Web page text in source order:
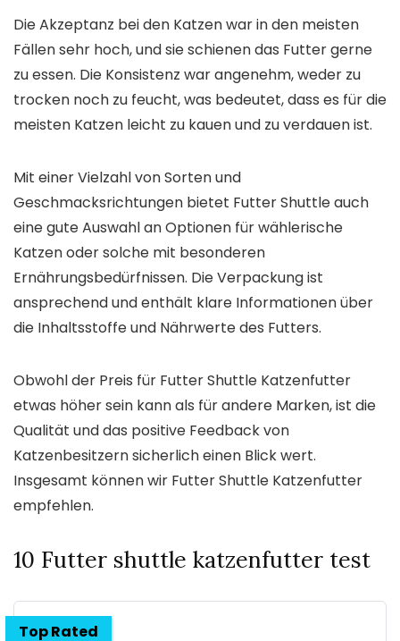
Die Akzeptanz bei den Katzen war in den meisten
Fällen sehr hoch, und sie schienen das Futter gerne
zu essen. Die Konsistenz war angenehm, weder zu
trocken noch zu feucht, was bedeutet, dass es für die
meisten Katzen leicht zu kauen und zu verdauen ist.
Mit einer Vielzahl von Sorten und
Geschmacksrichtungen bietet Futter Shuttle auch
eine gute Auswahl an Optionen für wählerische
Katzen oder solche mit besonderen
Ernährungsbedürfnissen. Die Verpackung ist
ansprechend und enthält klare Informationen über
die Inhaltsstoffe und Nährwerte des Futters.
Obwohl der Preis für Futter Shuttle Katzenfutter
etwas höher sein kann als für andere Marken, ist die
Qualität und das positive Feedback von
Katzenbesitzern sicherlich einen Blick wert.
Insgesamt können wir Futter Shuttle Katzenfutter
empfehlen.
10 Futter shuttle katzenfutter test
Top Rated